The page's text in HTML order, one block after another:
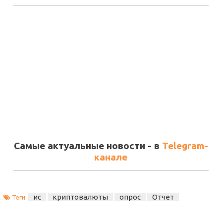
Самые актуальные новости - в Telegram-
канале
Теги: ис криптовалюты опрос Отчет